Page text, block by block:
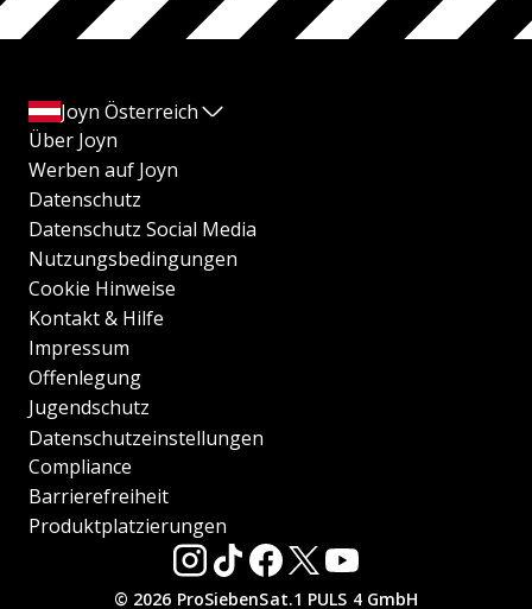
Joyn Österreich
Über Joyn
Werben auf Joyn
Datenschutz
Datenschutz Social Media
Nutzungsbedingungen
Cookie Hinweise
Kontakt & Hilfe
Impressum
Offenlegung
Jugendschutz
Datenschutzeinstellungen
Compliance
Barrierefreiheit
Produktplatzierungen
© 2026 ProSiebenSat.1 PULS 4 GmbH